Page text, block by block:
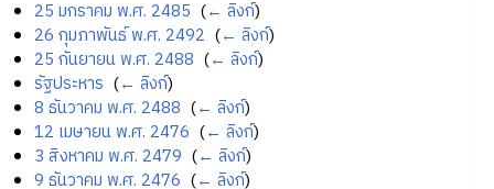
25 มกราคม พ.ศ. 2485 (← ลิงก์)
26 กุมภาพันธ์ พ.ศ. 2492 (← ลิงก์)
25 กันยายน พ.ศ. 2488 (← ลิงก์)
รัฐประหาร (← ลิงก์)
8 ธันวาคม พ.ศ. 2488 (← ลิงก์)
12 เมษายน พ.ศ. 2476 (← ลิงก์)
3 สิงหาคม พ.ศ. 2479 (← ลิงก์)
9 ธันวาคม พ.ศ. 2476 (← ลิงก์)